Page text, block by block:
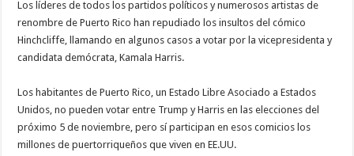
Los líderes de todos los partidos políticos y numerosos artistas de
renombre de Puerto Rico han repudiado los insultos del cómico
Hinchcliffe, llamando en algunos casos a votar por la vicepresidenta y
candidata demócrata, Kamala Harris.
Los habitantes de Puerto Rico, un Estado Libre Asociado a Estados
Unidos, no pueden votar entre Trump y Harris en las elecciones del
próximo 5 de noviembre, pero sí participan en esos comicios los
millones de puertorriqueños que viven en EE.UU.